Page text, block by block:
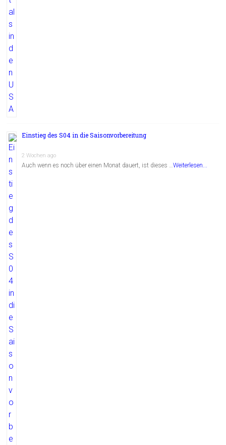
Einstieg des S04 in die Saisonvorbereitung
2 Wochen ago
Auch wenn es noch über einen Monat dauert, ist dieses …Weiterlesen...